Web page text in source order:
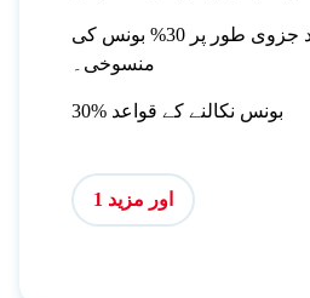
رقم نکلوالنے بعد جزوی طور پر 30% بونس کی
منسوخی۔
30% بونس نکالنے کے قواعد
اور مزید 1